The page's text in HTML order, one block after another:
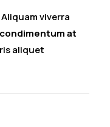
viverra
condimentum at
aliquet